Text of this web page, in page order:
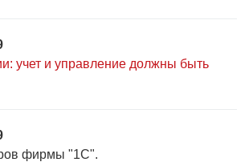
учет и управление должны быть
фирмы "1С".